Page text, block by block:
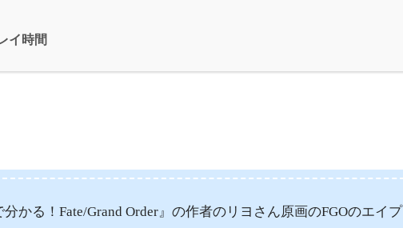
イ時間
分かる！Fate/Grand Order』の作者のリヨさん原画のFGOのエイプ